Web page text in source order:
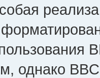
однако